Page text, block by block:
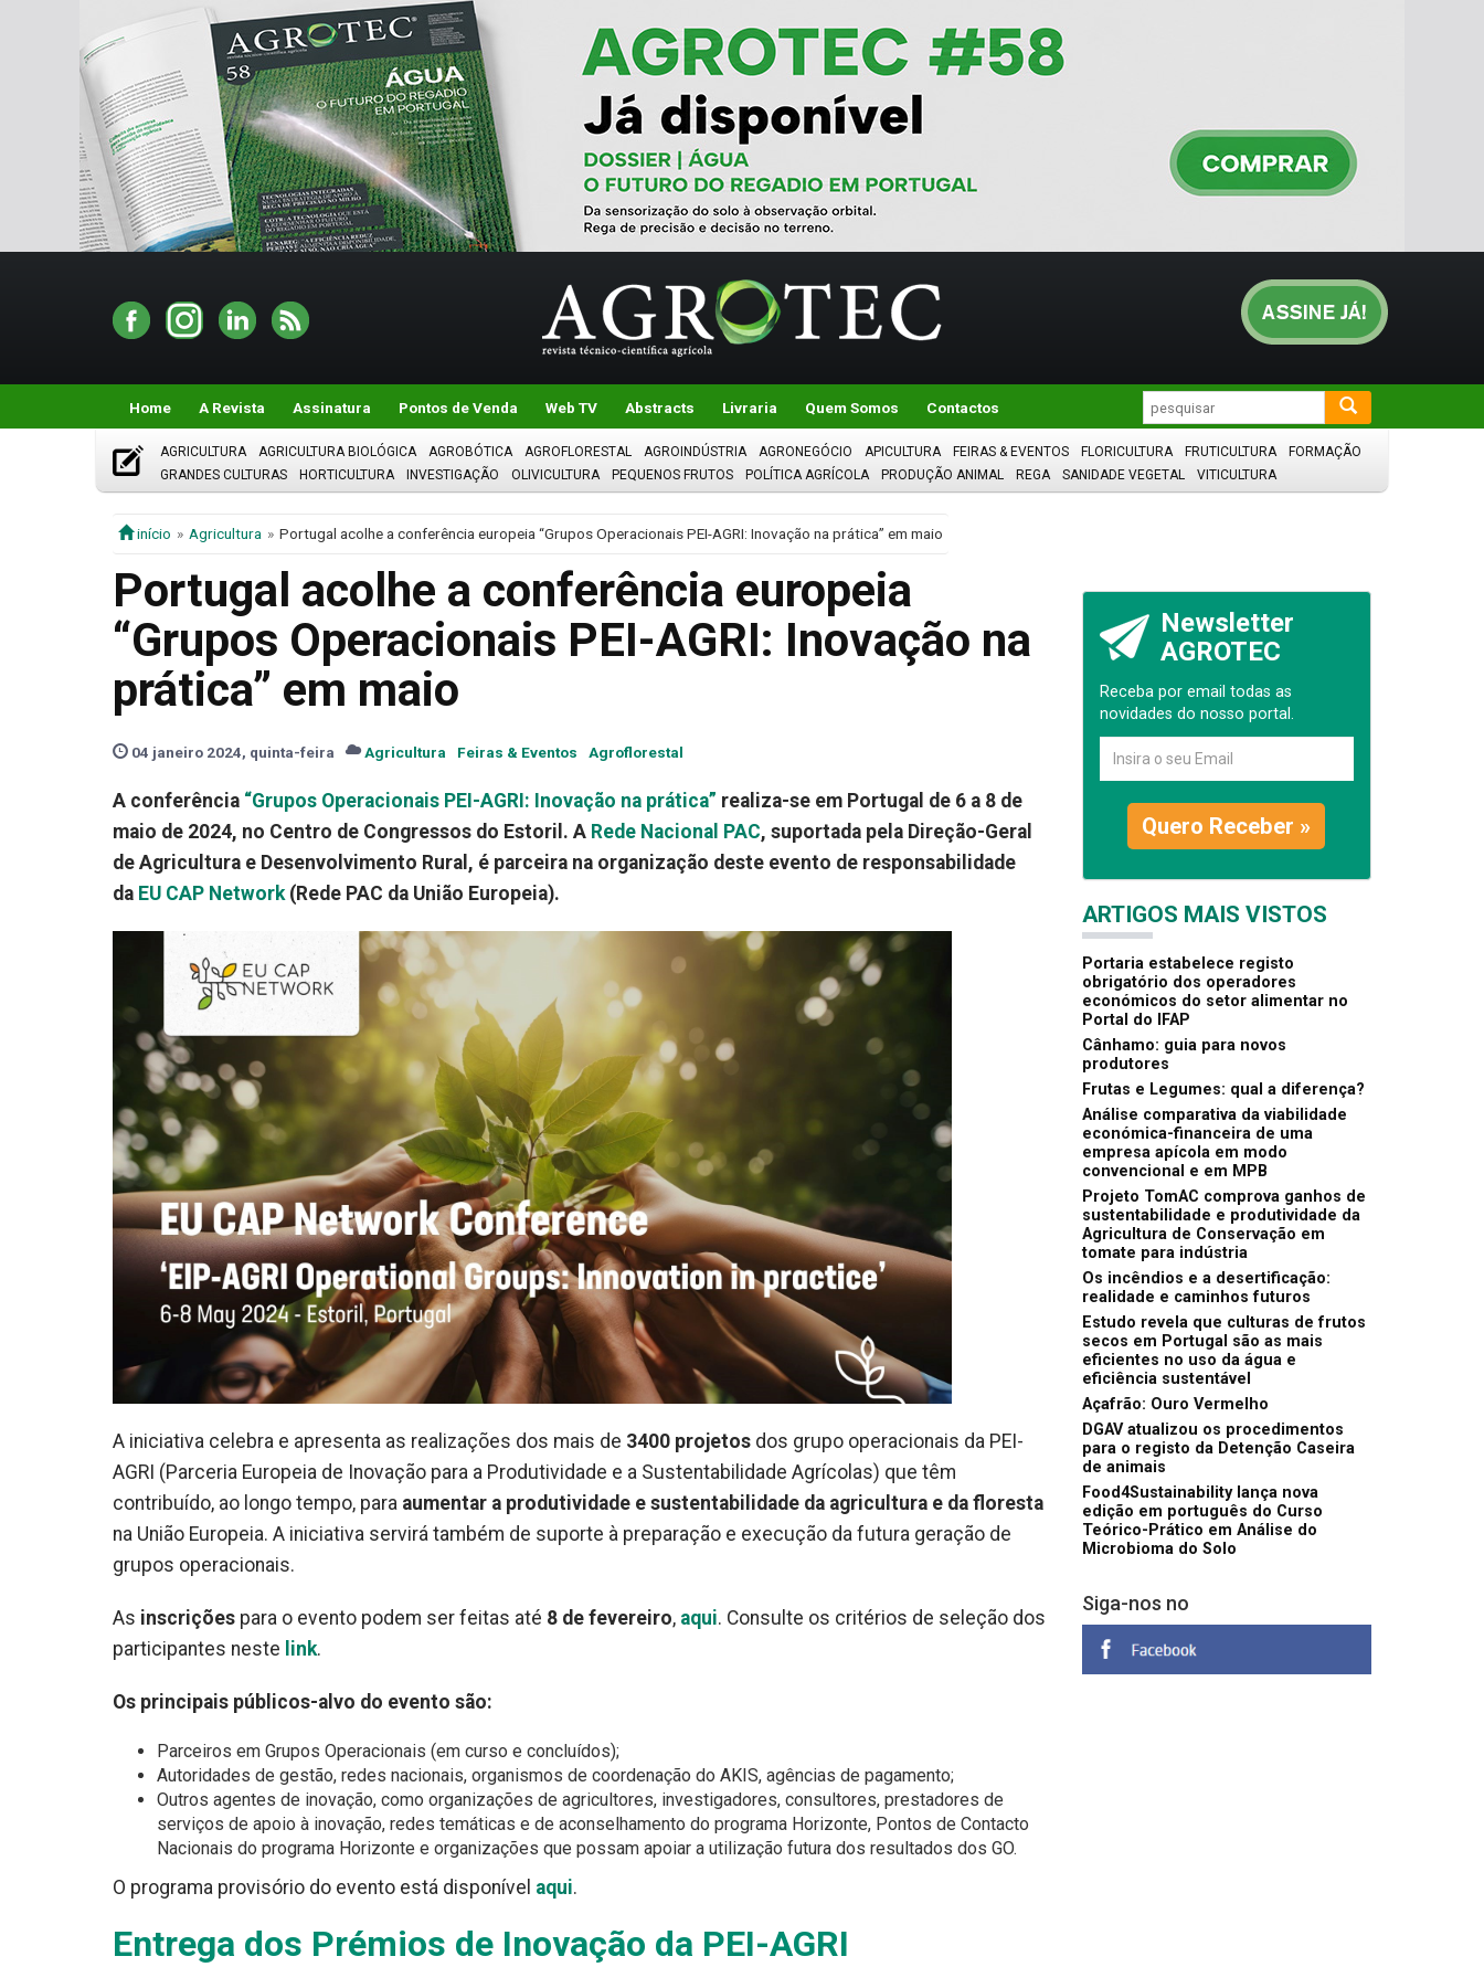
Home A Revista Assinatura Pontos de Venda Web TV Abstracts Livraria Quem Somos Contactos
AGRICULTURA AGRICULTURA BIOLÓGICA AGROBÓTICA AGROFLORESTAL AGROINDÚSTRIA AGRONEGÓCIO APICULTURA FEIRAS & EVENTOS FLORICULTURA FRUTICULTURA
FORMAÇÃO
GRANDES CULTURAS
HORTICULTURA INVESTIGAÇÃO OLIVICULTURA PEQUENOS FRUTOS POLÍTICA AGRÍCOLA PRODUÇÃO ANIMAL REGA SANIDADE VEGETAL VITICULTURA
início Agricultura Portugal acolhe a conferência europeia “Grupos Operacionais PEI-AGRI: Inovação na prática” em maio
Portugal acolhe a conferência europeia
“Grupos Operacionais PEI-AGRI: Inovação na
prática” em maio
04 janeiro 2024, quinta-feira Agricultura Feiras & Eventos Agroflorestal
A conferência “Grupos Operacionais PEI-AGRI: Inovação na prática” realiza-se em Portugal de 6 a 8 de
maio de 2024, no Centro de Congressos do Estoril. A Rede Nacional PAC, suportada pela Direção-Geral
de Agricultura e Desenvolvimento Rural, é parceira na organização deste evento de responsabilidade
da EU CAP Network(Rede PAC da União Europeia).
A iniciativa celebra e apresenta as realizações dos mais de 3400 projetos dos grupo operacionais da PEI-
AGRI (Parceria Europeia de Inovação para a Produtividade e a Sustentabilidade Agrícolas) que têm
contribuído, ao longo tempo, para aumentar a produtividade e sustentabilidade da agricultura e da floresta
na União Europeia. A iniciativa servirá também de suporte à preparação e execução da futura geração de
grupos operacionais.
As inscrições para o evento podem ser feitas até 8 de fevereiro, aqui. Consulte os critérios de seleção dos
participantes neste link.
Os principais públicos-alvo do evento são:
Parceiros em Grupos Operacionais (em curso e concluídos);
Autoridades de gestão, redes nacionais, organismos de coordenação do AKIS, agências de pagamento;
Outros agentes de inovação, como organizações de agricultores, investigadores, consultores, prestadores de
serviços de apoio à inovação, redes temáticas e de aconselhamento do programa Horizonte, Pontos de Contacto
Nacionais do programa Horizonte e organizações que possam apoiar a utilização futura dos resultados dos GO.
O programa provisório do evento está disponível aqui.
Entrega dos Prémios de Inovação da PEI-AGRI
Newsletter
AGROTEC
Receba por email todas as
novidades do nosso portal.
Quero Receber »
ARTIGOS MAIS VISTOS
Portaria estabelece registo
obrigatório dos operadores
económicos do setor alimentar no
Portal do IFAP
Cânhamo: guia para novos
produtores
Frutas e Legumes: qual a diferença?
Análise comparativa da viabilidade
económica-financeira de uma
empresa apícola em modo
convencional e em MPB
Projeto TomAC comprova ganhos de
sustentabilidade e produtividade da
Agricultura de Conservação em
tomate para indústria
Os incêndios e a desertificação:
realidade e caminhos futuros
Estudo revela que culturas de frutos
secos em Portugal são as mais
eficientes no uso da água e
eficiência sustentável
Açafrão: Ouro Vermelho
DGAV atualizou os procedimentos
para o registo da Detenção Caseira
de animais
Food4Sustainability lança nova
edição em português do Curso
Teórico-Prático em Análise do
Microbioma do Solo
Siga-nos no